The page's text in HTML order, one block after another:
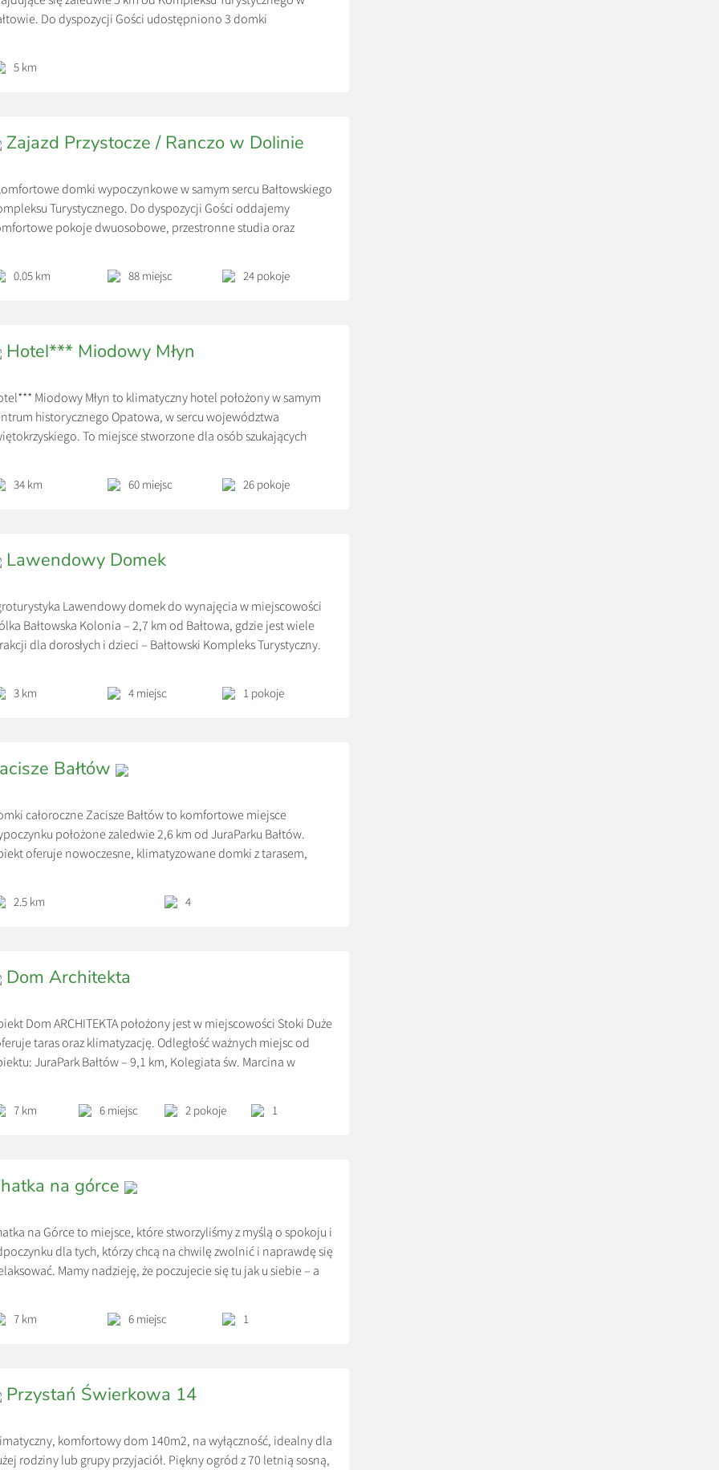
Do dyspozycji Gości udostępniono 3 domki
miejscu. Spokój, cisza oraz urokliwy krajobraz.
domek ma własne jeziorko na wyłączność. Ceny: *600
5 km
Zajazd Przystocze / Ranczo w Dolinie
domki wypoczynkowe w samym sercu Bałtowskiego
Turystycznego. Do dyspozycji Gości oddajemy
pokoje dwuosobowe, przestronne studia oraz
od standardu oraz liczby gości.
0.05 km 88 miejsc 24 pokoje
Hotel*** Miodowy Młyn
Miodowy Młyn to klimatyczny hotel położony w samym
historycznego Opatowa, w sercu województwa
To miejsce stworzone dla osób szukających
atmosfery z dala od dużych, bezosobowych hoteli.
34 km 60 miejsc 26 pokoje
Lawendowy Domek
Lawendowy domek do wynajęcia w miejscowości
Bałtowska Kolonia – 2,7 km od Bałtowa, gdzie jest wiele
dla dorosłych i dzieci – Bałtowski Kompleks Turystyczny.
posesji) , posiada salon z aneksem kuchennym, 2 sypialnie
łazienkę. Lawendowy domek posiada ogrzewanie
3 km 4 miejsc 1 pokoje
Bałtów
całoroczne Zacisze Bałtów to komfortowe miejsce
położone zaledwie 2,6 km od JuraParku Bałtów.
oferuje nowoczesne, klimatyzowane domki z tarasem,
bezpłatnego Wi-Fi i prywatnego parkingu.
mogą relaksować się w ogrodzie, cieszyć się widokiem na
o każdej porze roku.
2.5 km 4
Dom Architekta
Dom ARCHITEKTA położony jest w miejscowości Stoki Duże
taras oraz klimatyzację. Odległość ważnych miejsc od
JuraPark Bałtów – 9,1 km, Kolegiata św. Marcina w
parking. W okolicy w odległości 47 km znajduje się Dom
7 km 6 miejsc 2 pokoje 1
na górce
na Górce to miejsce, które stworzyliśmy z myślą o spokoju i
dla tych, którzy chcą na chwilę zwolnić i naprawdę się
Mamy nadzieję, że poczujecie się tu jak u siebie – a
Górce!
do urokliwej, drewnianej Chatki na górce w okolicy
7 km 6 miejsc 1
Przystań Świerkowa 14
komfortowy dom 140m2, na wyłączność, idealny dla
rodziny lub grupy przyjaciół. Piękny ogród z 70 letnią sosną,